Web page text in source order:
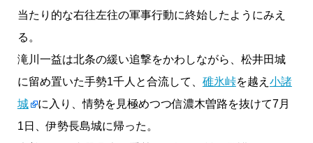
当たり的な右往左往の軍事行動に終始したようにみえ
る。
滝川一益は北条の緩い追撃をかわしながら、松井田城
に留め置いた手勢1千人と合流して、 碓氷峠を越え 小諸
城
に入り、情勢を見極めつつ信濃木曽路を抜けて7月
1日、伊勢長島城に帰った。